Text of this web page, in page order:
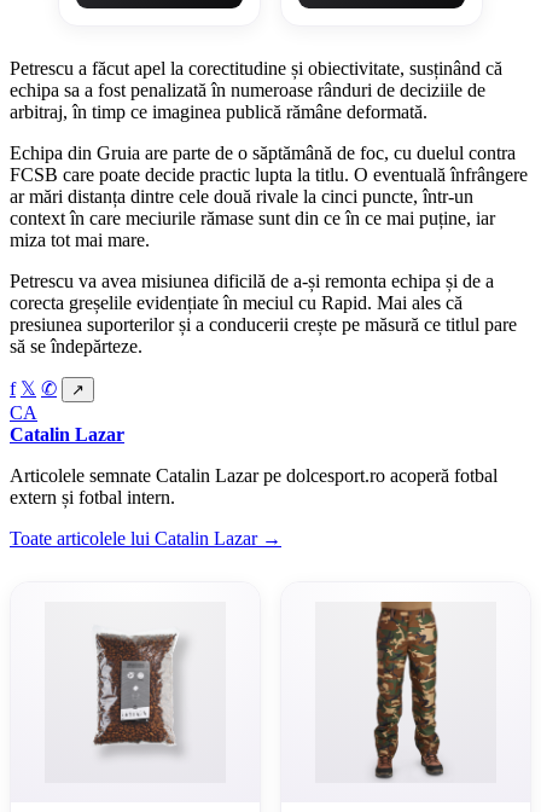
Petrescu a făcut apel la corectitudine și obiectivitate, susținând că
echipa sa a fost penalizată în numeroase rânduri de deciziile de
arbitraj, în timp ce imaginea publică rămâne deformată.
Echipa din Gruia are parte de o săptămână de foc, cu duelul contra
FCSB care poate decide practic lupta la titlu. O eventuală înfrângere
ar mări distanța dintre cele două rivale la cinci puncte, într-un
context în care meciurile rămase sunt din ce în ce mai puține, iar
miza tot mai mare.
Petrescu va avea misiunea dificilă de a-și remonta echipa și de a
corecta greșelile evidențiate în meciul cu Rapid. Mai ales că
presiunea suporterilor și a conducerii crește pe măsură ce titlul pare
să se îndepărteze.
f 𝕏 ✆ ↗
CA
Catalin Lazar
Articolele semnate Catalin Lazar pe dolcesport.ro acoperă fotbal
extern și fotbal intern.
Toate articolele lui Catalin Lazar →